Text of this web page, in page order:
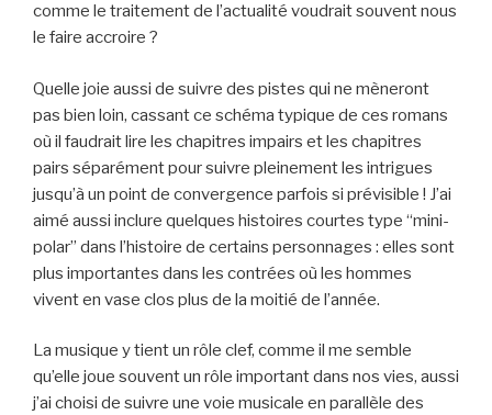
comme le traitement de l’actualité voudrait souvent nous
le faire accroire ?
Quelle joie aussi de suivre des pistes qui ne mèneront
pas bien loin, cassant ce schéma typique de ces romans
où il faudrait lire les chapitres impairs et les chapitres
pairs séparément pour suivre pleinement les intrigues
jusqu’à un point de convergence parfois si prévisible ! J’ai
aimé aussi inclure quelques histoires courtes type “mini-
polar” dans l’histoire de certains personnages : elles sont
plus importantes dans les contrées où les hommes
vivent en vase clos plus de la moitié de l’année.
La musique y tient un rôle clef, comme il me semble
qu’elle joue souvent un rôle important dans nos vies, aussi
j’ai choisi de suivre une voie musicale en parallèle des